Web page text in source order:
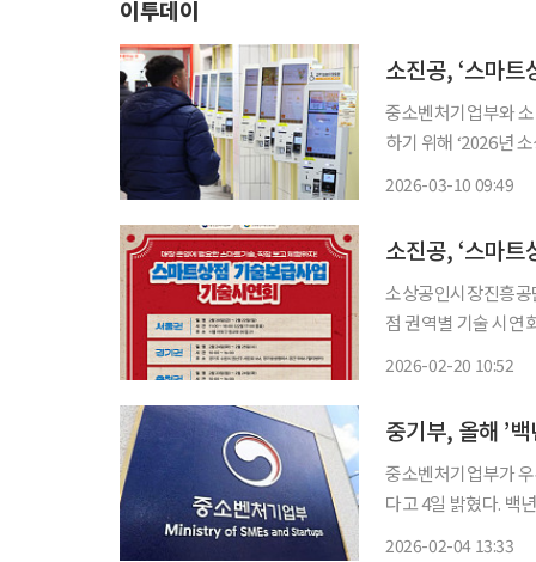
이투데이
중소벤처기업부와
하기 위해 ‘2026년
2026-03-10 09:49
소진공, ‘스마
소상공인시장진흥공
점 권역별 기술 시연회’
2026-02-20 10:52
중기부, 올해 ’
중소벤처기업부가
다고 4일 밝혔다. 백년소상공인은 장기간 사업을 운영하며 지역사회와 함께 성장해 온 우수
2026-02-04 13:33